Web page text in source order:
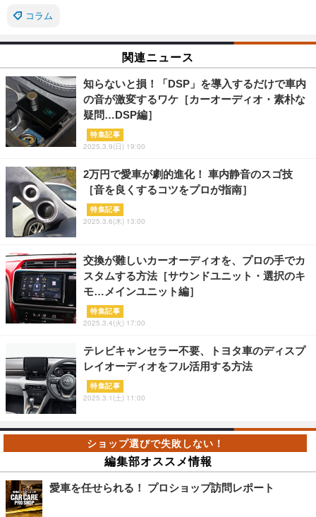
コラム
関連ニュース
知らないと損！「DSP」を導入するだけで車内
の音が激変するワケ［カーオーディオ・素朴な
疑問…DSP編］
特集記事
2025.3.9(日) 19:00
2万円で愛車が劇的進化！ 車内静音のスゴ技
［音を良くするコツをプロが指南］
特集記事
2025.3.6(木) 13:00
交換が難しいカーオーディオを、プロの手でカ
スタムする方法［サウンドユニット・選択のキ
モ…メインユニット編］
特集記事
2025.3.4(火) 17:00
テレビキャンセラー不要、トヨタ車のディスプ
レイオーディオをフル活用する方法
特集記事
2025.3.1(土) 11:00
編集部オススメ情報
愛車を任せられる！ プロショップ訪問レポート